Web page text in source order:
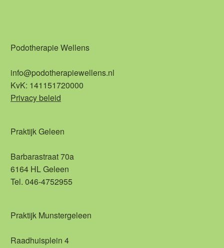
Podotherapie Wellens
info@podotherapiewellens.nl
KvK: 141151720000
Privacy beleid
Praktijk Geleen
Barbarastraat 70a
6164 HL Geleen
Tel. 046-4752955
Praktijk Munstergeleen
Raadhuisplein 4